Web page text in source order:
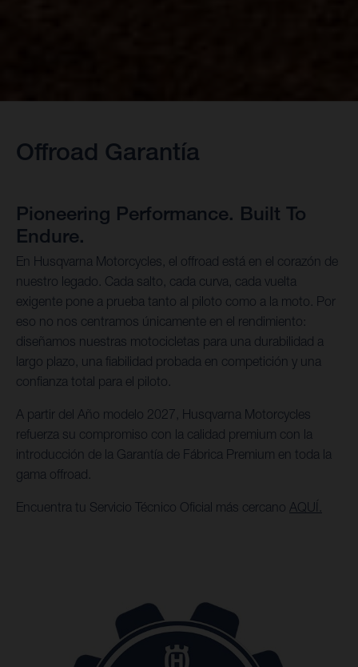
Offroad Garantía
Pioneering Performance. Built To
Endure.
En Husqvarna Motorcycles, el offroad está en el corazón de
nuestro legado. Cada salto, cada curva, cada vuelta
exigente pone a prueba tanto al piloto como a la moto. Por
eso no nos centramos únicamente en el rendimiento:
diseñamos nuestras motocicletas para una durabilidad a
largo plazo, una fiabilidad probada en competición y una
confianza total para el piloto.
A partir del Año modelo 2027, Husqvarna Motorcycles
refuerza su compromiso con la calidad premium con la
introducción de la Garantía de Fábrica Premium en toda la
gama offroad.
Encuentra tu Servicio Técnico Oficial más cercano AQUÍ.